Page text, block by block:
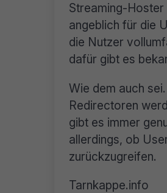
Streaming-Hoster
angeblich für die
die Nutzer
dafür gibt es
Wie dem auch
Redirectoren
gibt es immer
allerdings, ob
zurückzugreifen.
Tarnkappe.info